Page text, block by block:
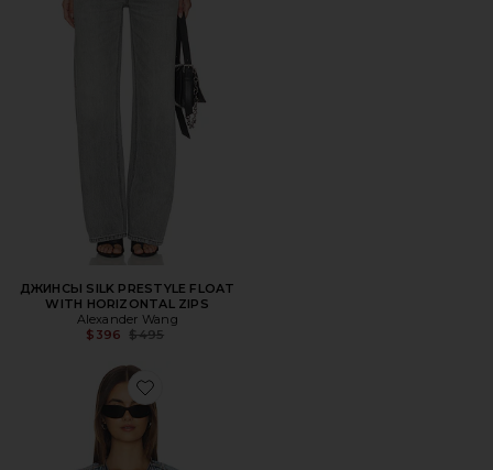
ДЖИНСЫ SILK PRESTYLE FLOAT
WITH HORIZONTAL ZIPS
Alexander Wang
$396
Previous price:
$495
Favorite ЖИЛЕТ DIPPED V TRUCKER